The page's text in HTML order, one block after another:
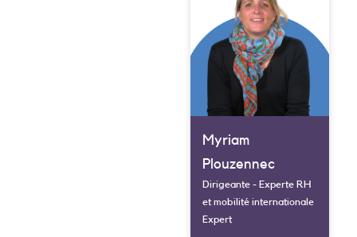
Myriam
Plouzennec
Dirigeante - Experte RH
et mobilité internationale
Expert